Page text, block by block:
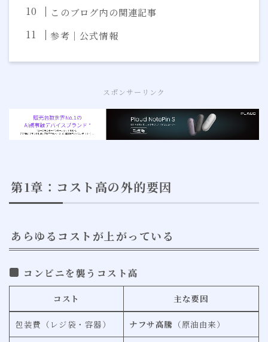
このブログ内の関連記事
参考｜公式情報
スポンサーリンク
第1章：コスト高の外的要因
あらゆるコストが上がっている
コンビニを襲うコスト高
コスト 主な要因
包装費（レジ袋・容器） ナフサ高騰 （原油由来）